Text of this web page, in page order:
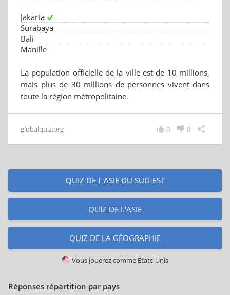
Jakarta
Surabaya
Bali
Manille
La population officielle de la ville est de 10 millions,
mais plus de 30 millions de personnes vivent dans
toute la région métropolitaine.
globalquiz.org 0
0
QUIZ DE L'ASIE DU SUD-EST
QUIZ DE L'ASIE
QUIZ DE LA GÉOGRAPHIE
Vous jouerez comme États-Unis
Réponses répartition par pays